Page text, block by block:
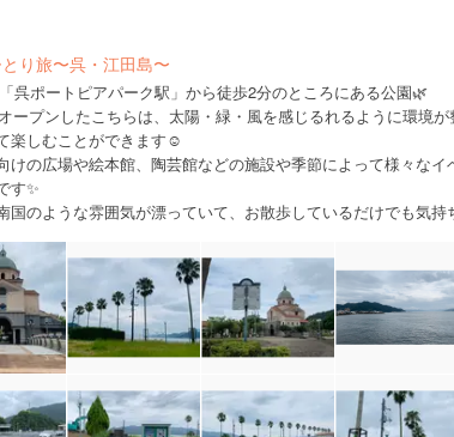
り旅〜呉・江田島〜
呉ポートピアパーク駅」から徒歩2分のところにある公園🌿
ープンしたこちらは、太陽・緑・風を感じるれるように環境
楽しむことができます☺️
けの広場や絵本館、陶芸館などの施設や季節によって様々な
す✨
国のような雰囲気が漂っていて、お散歩しているだけでも気持